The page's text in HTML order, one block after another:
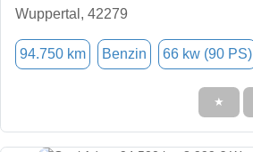
Wuppertal, 42279
94.750 km Benzin 66 kw (90 PS)
★